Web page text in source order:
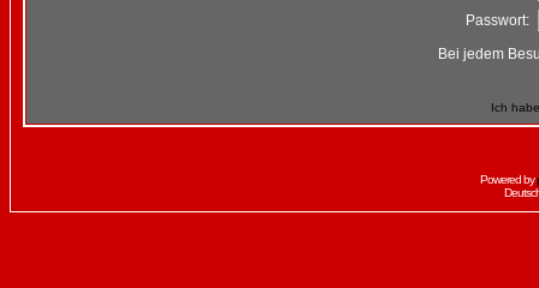
Passwort:
Bei jedem
Ich
Powered by